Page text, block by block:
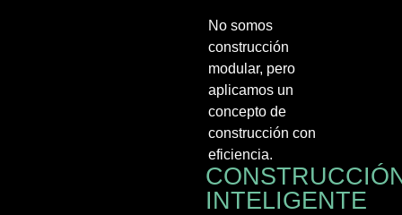
No somos
construcción
modular, pero
aplicamos un
concepto de
construcción con
eficiencia.
INTELIGENTE